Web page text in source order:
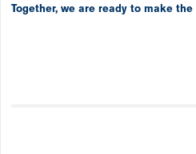
Together, we are ready to make the